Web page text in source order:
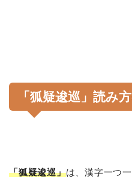
「狐疑逡巡」読み
「狐疑逡巡」は、漢字一つ